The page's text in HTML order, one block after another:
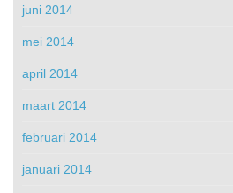
juni 2014
mei 2014
april 2014
maart 2014
februari 2014
januari 2014